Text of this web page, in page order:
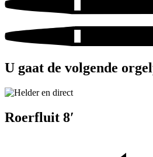
U gaat de volgende
Roerfluit 8′